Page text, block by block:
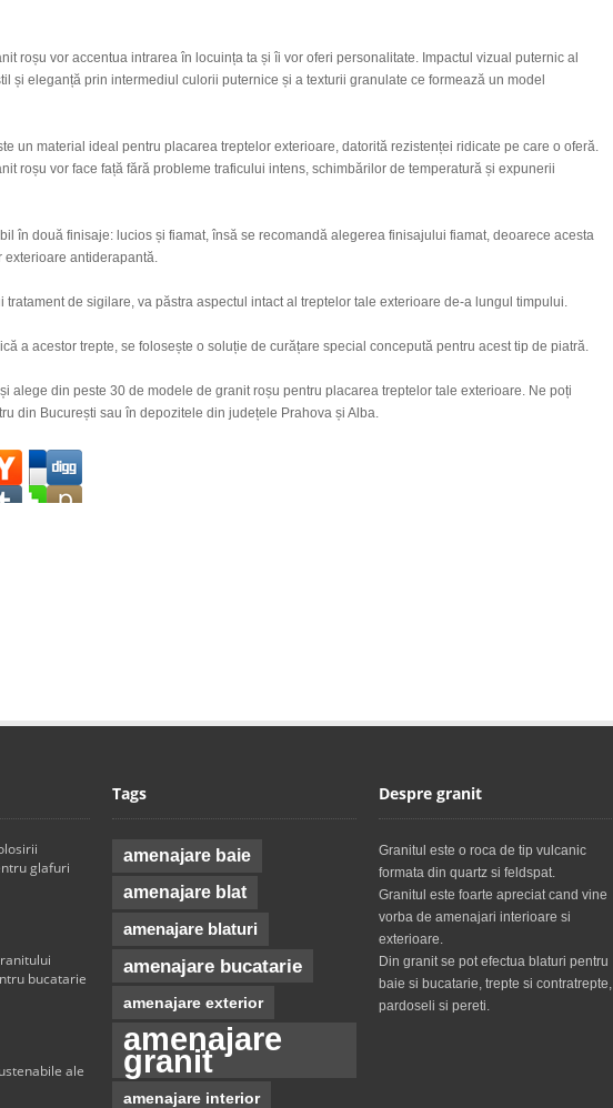
roșu vor accentua intrarea în locuința ta și îi vor oferi personalitate. Impactul vizual puternic al
și eleganță prin intermediul culorii puternice și a texturii granulate ce formează un model
un material ideal pentru placarea treptelor exterioare, datorită rezistenței ridicate pe care o oferă.
roșu vor face față fără probleme traficului intens, schimbărilor de temperatură și expunerii
în două finisaje: lucios și fiamat, însă se recomandă alegerea finisajului fiamat, deoarece acesta
exterioare antiderapantă.
tratament de sigilare, va păstra aspectul intact al treptelor tale exterioare de-a lungul timpului.
a acestor trepte, se folosește o soluție de curățare special concepută pentru acest tip de piatră.
și alege din peste 30 de modele de granit roșu pentru placarea treptelor tale exterioare. Ne poți
din București sau în depozitele din județele Prahova și Alba.
glafuri
bucatarie
ale
Tags
amenajare baie
amenajare blat
amenajare blaturi
amenajare bucatarie
amenajare exterior
amenajare
granit
amenajare interior
Despre granit
Granitul este o roca de tip vulcanic
formata din quartz si feldspat.
Granitul este foarte apreciat cand vine
vorba de amenajari interioare si
exterioare.
Din granit se pot efectua blaturi pentru
baie si bucatarie, trepte si contratrepte,
pardoseli si pereti.